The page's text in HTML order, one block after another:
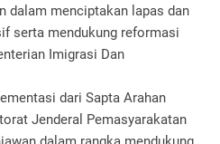
dalam menciptakan lapas dan
serta mendukung reformasi
Imigrasi Dan
dari Sapta Arahan
Jenderal Pemasyarakatan